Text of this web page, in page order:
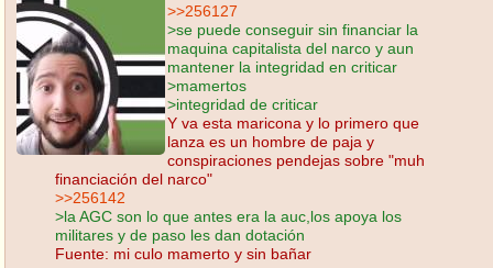
>>256127
>se puede conseguir sin financiar la
maquina capitalista del narco y aun
mantener la integridad en criticar
>mamertos
>integridad de criticar
Y va esta maricona y lo primero que
lanza es un hombre de paja y
conspiraciones pendejas sobre "muh
financiación del narco"
>>256142
>la AGC son lo que antes era la auc,los apoya los
militares y de paso les dan dotación
Fuente: mi culo mamerto y sin bañar